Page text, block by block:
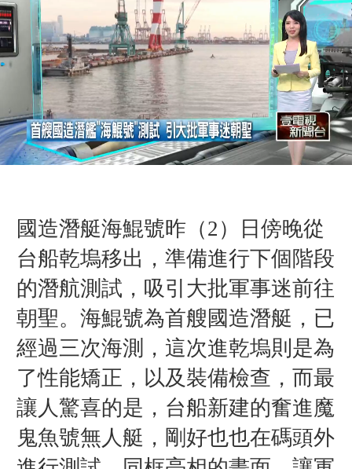
國造潛艇海鯤號昨（2）日傍晚從
台船乾塢移出，準備進行下個階段
的潛航測試，吸引大批軍事迷前往
朝聖。 海鯤號為首艘國造潛艇， 已
經過三次海測， 這次進乾塢則是為
了性能矯正，以及裝備檢查， 而最
讓人驚喜的是，台船新建的奮進魔
鬼魚號無人艇 ，剛好也也在碼頭外